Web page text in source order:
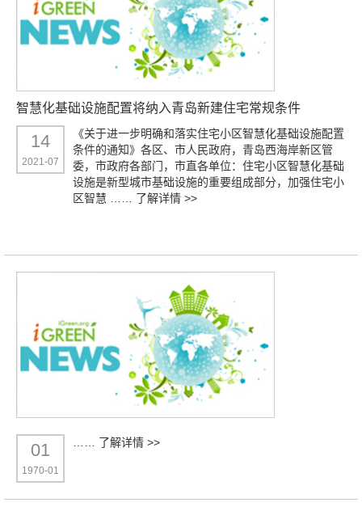
智慧化基础设施配置将纳入青岛新建住宅常规条件
14
2021-07
《关于进一步明确和落实住宅小区智慧化基础设施配置
条件的通知》各区、市人民政府，青岛西海岸新区管
委，市政府各部门，市直各单位：住宅小区智慧化基础
设施是新型城市基础设施的重要组成部分，加强住宅小
区智慧 …… 了解详情 >>
01
1970-01
了解详情 >>